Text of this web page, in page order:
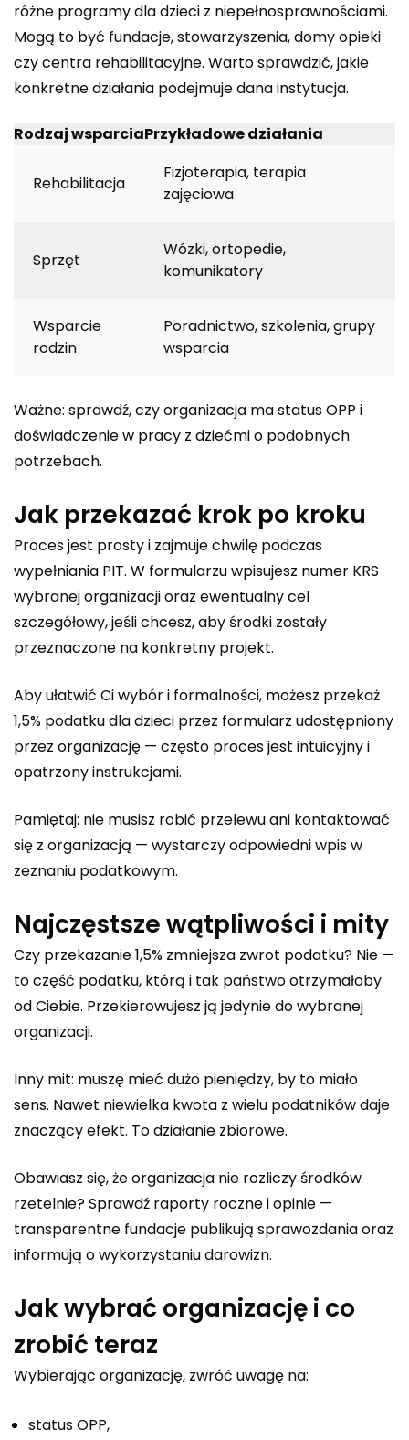
różne programy dla dzieci z niepełnosprawnościami.
Mogą to być fundacje, stowarzyszenia, domy opieki
czy centra rehabilitacyjne. Warto sprawdzić, jakie
konkretne działania podejmuje dana instytucja.
Rodzaj wsparciaPrzykładowe działania
Rehabilitacja
Fizjoterapia, terapia
zajęciowa
Sprzęt
Wózki, ortopedie,
komunikatory
Wsparcie
rodzin
Poradnictwo, szkolenia, grupy
wsparcia
Ważne: sprawdź, czy organizacja ma status OPP i
doświadczenie w pracy z dziećmi o podobnych
potrzebach.
Jak przekazać krok po kroku
Proces jest prosty i zajmuje chwilę podczas
wypełniania PIT. W formularzu wpisujesz numer KRS
wybranej organizacji oraz ewentualny cel
szczegółowy, jeśli chcesz, aby środki zostały
przeznaczone na konkretny projekt.
Aby ułatwić Ci wybór i formalności, możesz przekaż
1,5% podatku dla dzieci przez formularz udostępniony
przez organizację — często proces jest intuicyjny i
opatrzony instrukcjami.
Pamiętaj: nie musisz robić przelewu ani kontaktować
się z organizacją — wystarczy odpowiedni wpis w
zeznaniu podatkowym.
Najczęstsze wątpliwości i mity
Czy przekazanie 1,5% zmniejsza zwrot podatku? Nie —
to część podatku, którą i tak państwo otrzymałoby
od Ciebie. Przekierowujesz ją jedynie do wybranej
organizacji.
Inny mit: muszę mieć dużo pieniędzy, by to miało
sens. Nawet niewielka kwota z wielu podatników daje
znaczący efekt. To działanie zbiorowe.
Obawiasz się, że organizacja nie rozliczy środków
rzetelnie? Sprawdź raporty roczne i opinie —
transparentne fundacje publikują sprawozdania oraz
informują o wykorzystaniu darowizn.
Jak wybrać organizację i co
zrobić teraz
Wybierając organizację, zwróć uwagę na:
status OPP,